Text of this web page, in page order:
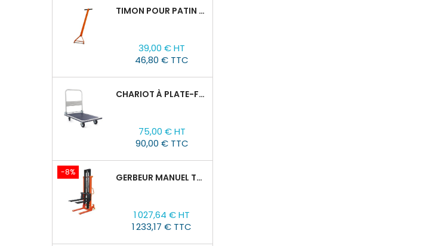
TIMON POUR PATIN ROULEUR CRA-4/6/8
39,00 € HT
46,80 € TTC
CHARIOT À PLATE-FORME TOR PH 300KG
75,00 € HT
90,00 € TTC
-8% GERBEUR MANUEL TOR CTY-EH 2T/3M FOURCHES RÉGLABLES 320-770MM
base
1 027,64 € HT
1 233,17 € TTC